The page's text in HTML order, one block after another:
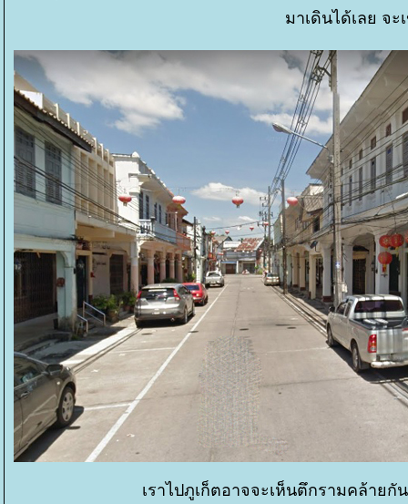
มาเดินได้เลย จ
เราไปภูเก็ตอาจจะเห็นตึกรามคล้าย